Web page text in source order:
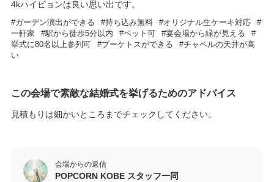
4kハイビョンは良い思い出です。
ガーデン演出ができる 持ち込み無料
オリジナル生ケーキ対応
一軒家
駅から徒歩5分以内 ペット可
宴会場から緑が見える
挙式に80名以上参列可
ブーケトスができる
チャペルの天井が高
い
この会場で素敵な結婚式を挙げるためのアドバイス
見積もりは細かいところまでチェックしてください。
会場からの返信
POPCORN KOBE スタッフ一同